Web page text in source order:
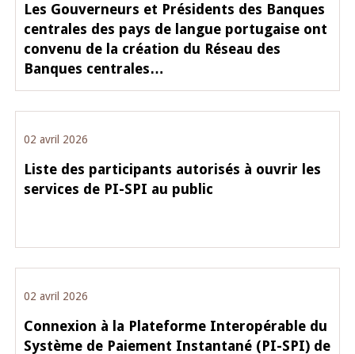
Les Gouverneurs et Présidents des Banques
centrales des pays de langue portugaise ont
convenu de la création du Réseau des
Banques centrales…
02 avril 2026
Liste des participants autorisés à ouvrir les
services de PI-SPI au public
02 avril 2026
Connexion à la Plateforme Interopérable du
Système de Paiement Instantané (PI-SPI) de